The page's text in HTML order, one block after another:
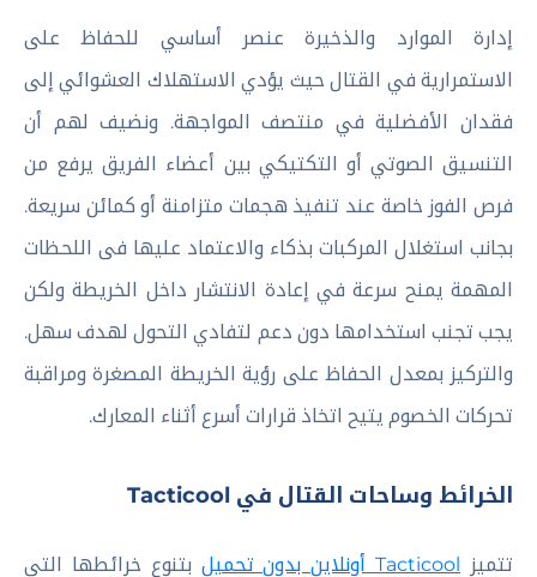
إدارة الموارد والذخيرة عنصر أساسي للحفاظ على
الاستمرارية في القتال حيث يؤدي الاستهلاك العشوائي إلى
فقدان الأفضلية في منتصف المواجهة. ونضيف لهم أن
التنسيق الصوتي أو التكتيكي بين أعضاء الفريق يرفع من
فرص الفوز خاصة عند تنفيذ هجمات متزامنة أو كمائن سريعة.
بجانب استغلال المركبات بذكاء والاعتماد عليها فى اللحظات
المهمة يمنح سرعة في إعادة الانتشار داخل الخريطة ولكن
يجب تجنب استخدامها دون دعم لتفادي التحول لهدف سهل.
والتركيز بمعدل الحفاظ على رؤية الخريطة المصغرة ومراقبة
تحركات الخصوم يتيح اتخاذ قرارات أسرع أثناء المعارك.
الخرائط وساحات القتال في Tacticool
تتميز Tacticool أونلاين بدون تحميل
بتنوع خرائطها التي